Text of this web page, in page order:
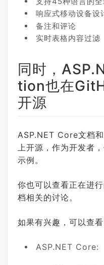
响应式移动设备设
备注和评论
实时表格内容过滤
同时，
tion也在
开源
ASP.NET Core文档
上开源，作为开发者
示例。
你也可以查看正在进
档相关的讨论。
如果有兴趣，可以查
ASP.NET Core: